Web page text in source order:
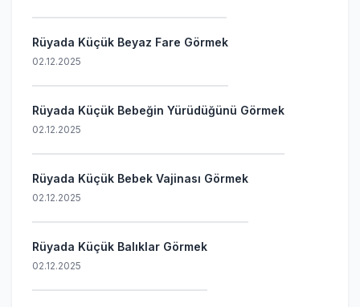
Rüyada Küçük Beyaz Fare Görmek
02.12.2025
Rüyada Küçük Bebeğin Yürüdüğünü Görmek
02.12.2025
Rüyada Küçük Bebek Vajinası Görmek
02.12.2025
Rüyada Küçük Balıklar Görmek
02.12.2025